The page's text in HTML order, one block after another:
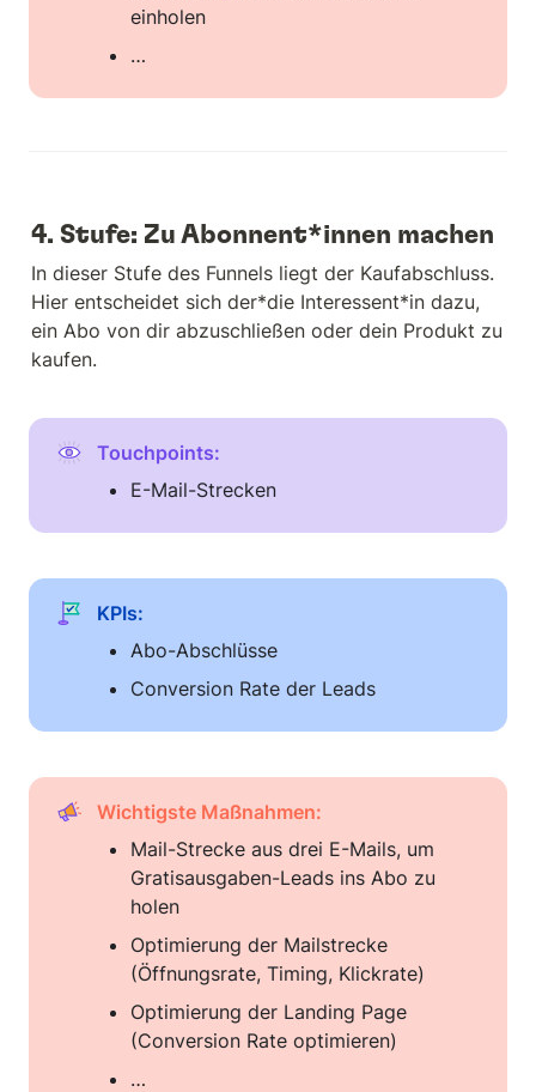
einholen
…
4. Stufe: Zu Abonnent*innen machen
In dieser Stufe des Funnels liegt der Kaufabschluss.
Hier entscheidet sich der*die Interessent*in dazu,
ein Abo von dir abzuschließen oder dein Produkt zu
kaufen.
Touchpoints:
E-Mail-Strecken
KPIs:
Abo-Abschlüsse
Conversion Rate der Leads
Wichtigste Maßnahmen:
Mail-Strecke aus drei E-Mails, um
Gratisausgaben-Leads ins Abo zu
holen
Optimierung der Mailstrecke
(Öffnungsrate, Timing, Klickrate)
Optimierung der Landing Page
(Conversion Rate optimieren)
…